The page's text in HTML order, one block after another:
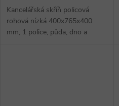
Kancelářská skříň policová
rohová nízká 400x765x400
mm, 1 police, půda, dno a